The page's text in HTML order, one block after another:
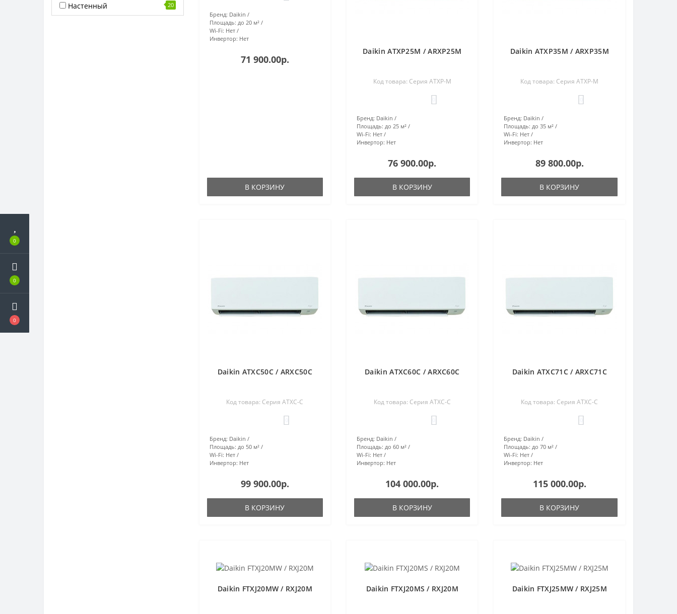
0
0
0
Настенный 20
Бренд: Daikin
Площадь: до 20 м²
Wi-Fi: Нет
Инвертор: Нет
71 900.00р.
В КОРЗИНУ
Daikin ATXP25M / ARXP25M
Код товара: Серия ATXP-M
Бренд: Daikin
Площадь: до 25 м²
Wi-Fi: Нет
Инвертор: Нет
76 900.00р.
В КОРЗИНУ
Daikin ATXP35M / ARXP35M
Код товара: Серия ATXP-M
Бренд: Daikin
Площадь: до 35 м²
Wi-Fi: Нет
Инвертор: Нет
89 800.00р.
В КОРЗИНУ
Daikin ATXC50C / ARXC50C
Код товара: Серия ATXC-C
Бренд: Daikin
Площадь: до 50 м²
Wi-Fi: Нет
Инвертор: Нет
99 900.00р.
В КОРЗИНУ
Daikin ATXC60C / ARXC60C
Код товара: Серия ATXC-C
Бренд: Daikin
Площадь: до 60 м²
Wi-Fi: Нет
Инвертор: Нет
104 000.00р.
В КОРЗИНУ
Daikin ATXC71C / ARXC71C
Код товара: Серия ATXC-C
Бренд: Daikin
Площадь: до 70 м²
Wi-Fi: Нет
Инвертор: Нет
115 000.00р.
В КОРЗИНУ
Daikin FTXJ20MW / RXJ20M Daikin FTXJ20MS / RXJ20M Daikin FTXJ25MW / RXJ25M